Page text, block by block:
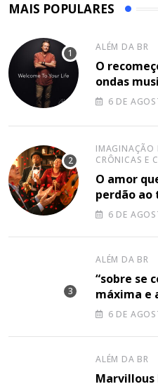
MAIS POPULARES
ALÉM DA BR
O
ondas
Your Life”
6 DE
IMAGINAÇÃO
CRÔNICAS E
O amor
perdão ao
6 DE
ALÉM DA BR
“sobre se
máxima e
6 DE
ALÉM DA BR
Marvillous